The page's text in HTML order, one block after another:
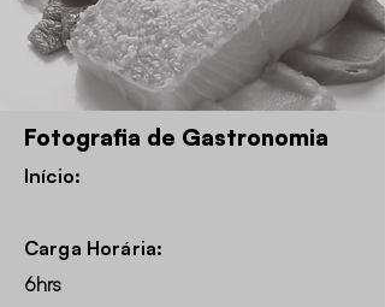
Fotografia de Gastronomia
Início:
Carga Horária:
6hrs